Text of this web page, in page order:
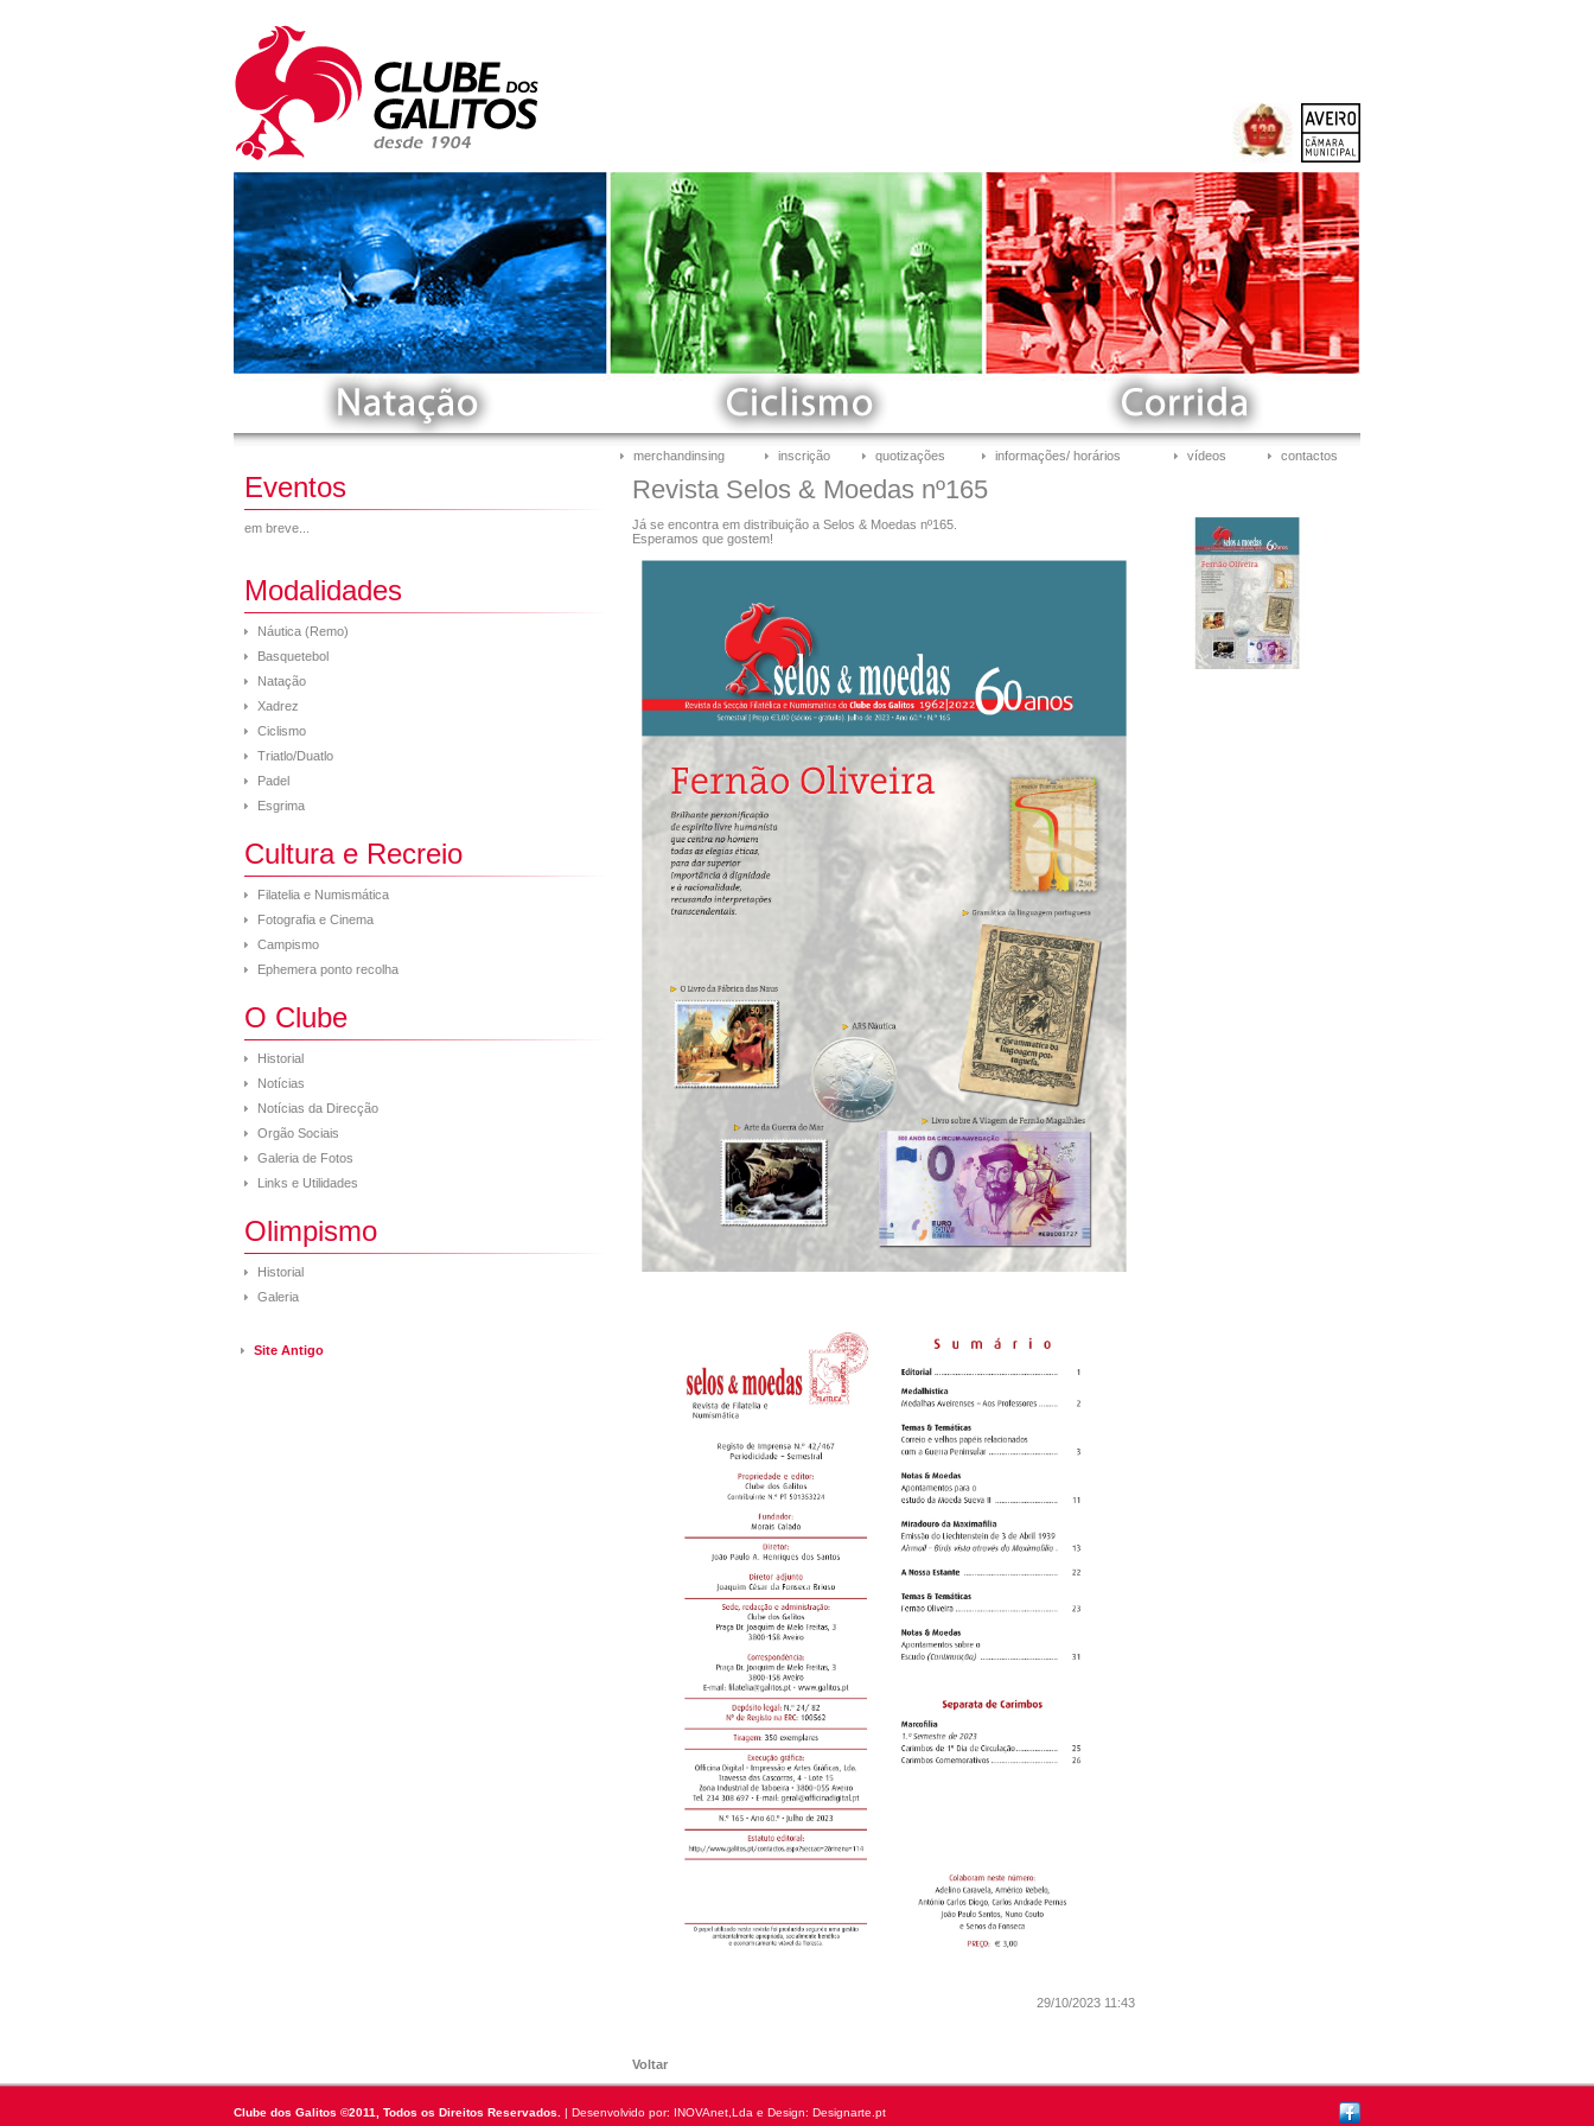
Eventos
em breve...
Modalidades
Náutica (Remo)
Basquetebol
Natação
Xadrez
Ciclismo
Triatlo/Duatlo
Padel
Esgrima
Cultura e Recreio
Filatelia e Numismática
Fotografia e Cinema
Campismo
Ephemera ponto recolha
O Clube
Historial
Notícias
Notícias da Direcção
Orgão Sociais
Galeria de Fotos
Links e Utilidades
Olimpismo
Historial
Galeria
Site Antigo
merchandinsing inscrição quotizações informações/ horários vídeos contactos
Revista Selos & Moedas nº165
Já se encontra em distribuição a Selos & Moedas nº165.
Esperamos que gostem!
29/10/2023 11:43
Voltar
Clube dos Galitos ©2011, Todos os Direitos Reservados. | Desenvolvido por: INOVAnet,Lda e Design: Designarte.pt